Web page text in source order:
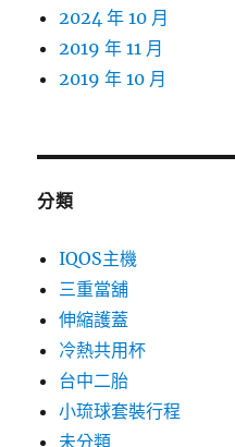
2024 年 10 月
2019 年 11 月
2019 年 10 月
分類
IQOS主機
三重當舖
伸縮護蓋
冷熱共用杯
台中二胎
小琉球套裝行程
未分類